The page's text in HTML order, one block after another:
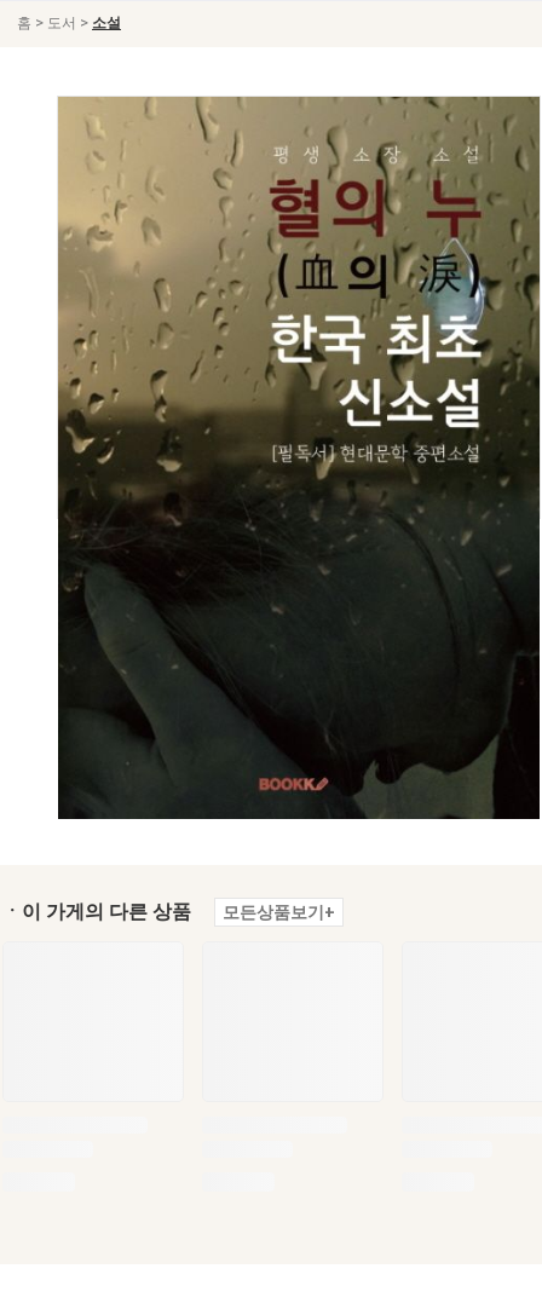
홈 > 도서 > 소설
ㆍ이 가게의 다른 상품 모든상품보기+